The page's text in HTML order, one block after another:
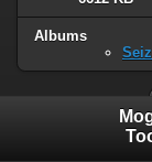
Albums